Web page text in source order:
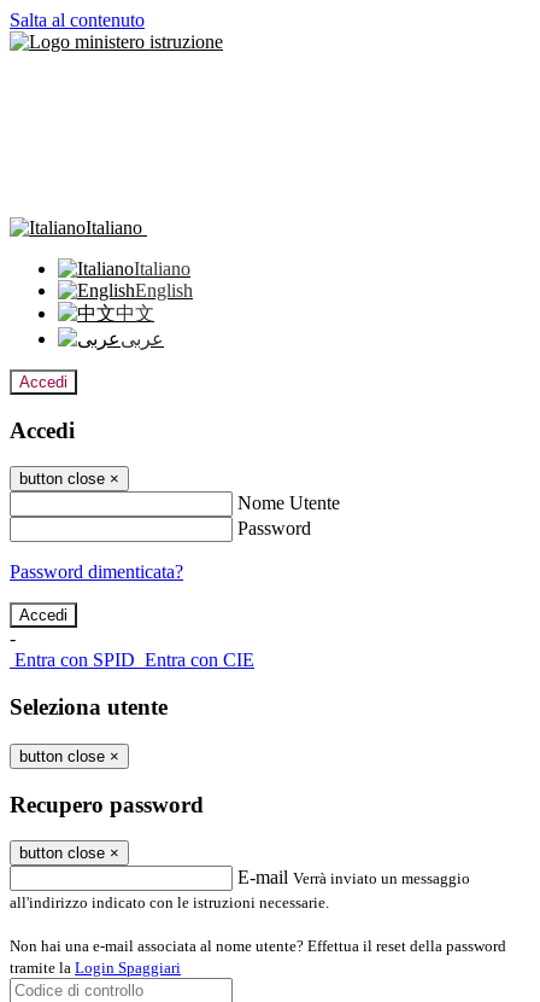
Salta al contenuto
Italiano
Italiano
English
中文
عربى
Accedi
Accedi
button close ×
Nome Utente
Password
Password dimenticata?
-
Entra con SPID Entra con CIE
Seleziona utente
button close ×
Recupero password
button close ×
E-mail Verrà inviato un messaggio
all'indirizzo indicato con le istruzioni necessarie.
Non hai una e-mail associata al nome utente? Effettua il reset della password
tramite la Login Spaggiari